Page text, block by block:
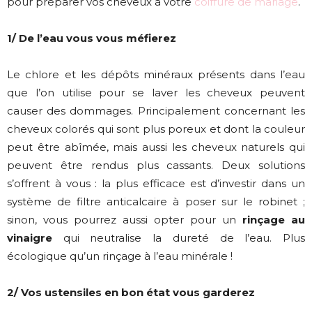
1/ De l’eau vous vous méfierez
Le chlore et les dépôts minéraux présents dans l’eau
que l’on utilise pour se laver les cheveux peuvent
causer des dommages. Principalement concernant les
cheveux colorés qui sont plus poreux et dont la couleur
peut être abîmée, mais aussi les cheveux naturels qui
peuvent être rendus plus cassants. Deux solutions
s’offrent à vous : la plus efficace est d’investir dans un
système de filtre anticalcaire à poser sur le robinet ;
sinon, vous pourrez aussi opter pour un rinçage au
vinaigre qui neutralise la dureté de l’eau. Plus
écologique qu’un rinçage à l’eau minérale !
2/ Vos ustensiles en bon état vous garderez